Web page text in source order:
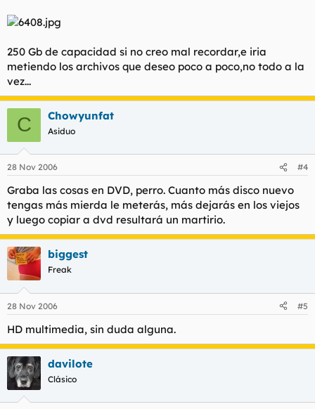
250 Gb de capacidad si no creo mal recordar,e iria
metiendo los archivos que deseo poco a poco,no todo a la
vez...
C Chowyunfat
Asiduo
28 Nov 2006 #4
Graba las cosas en DVD, perro. Cuanto más disco nuevo
tengas más mierda le meterás, más dejarás en los viejos
y luego copiar a dvd resultará un martirio.
biggest
Freak
28 Nov 2006 #5
HD multimedia, sin duda alguna.
davilote
Clásico